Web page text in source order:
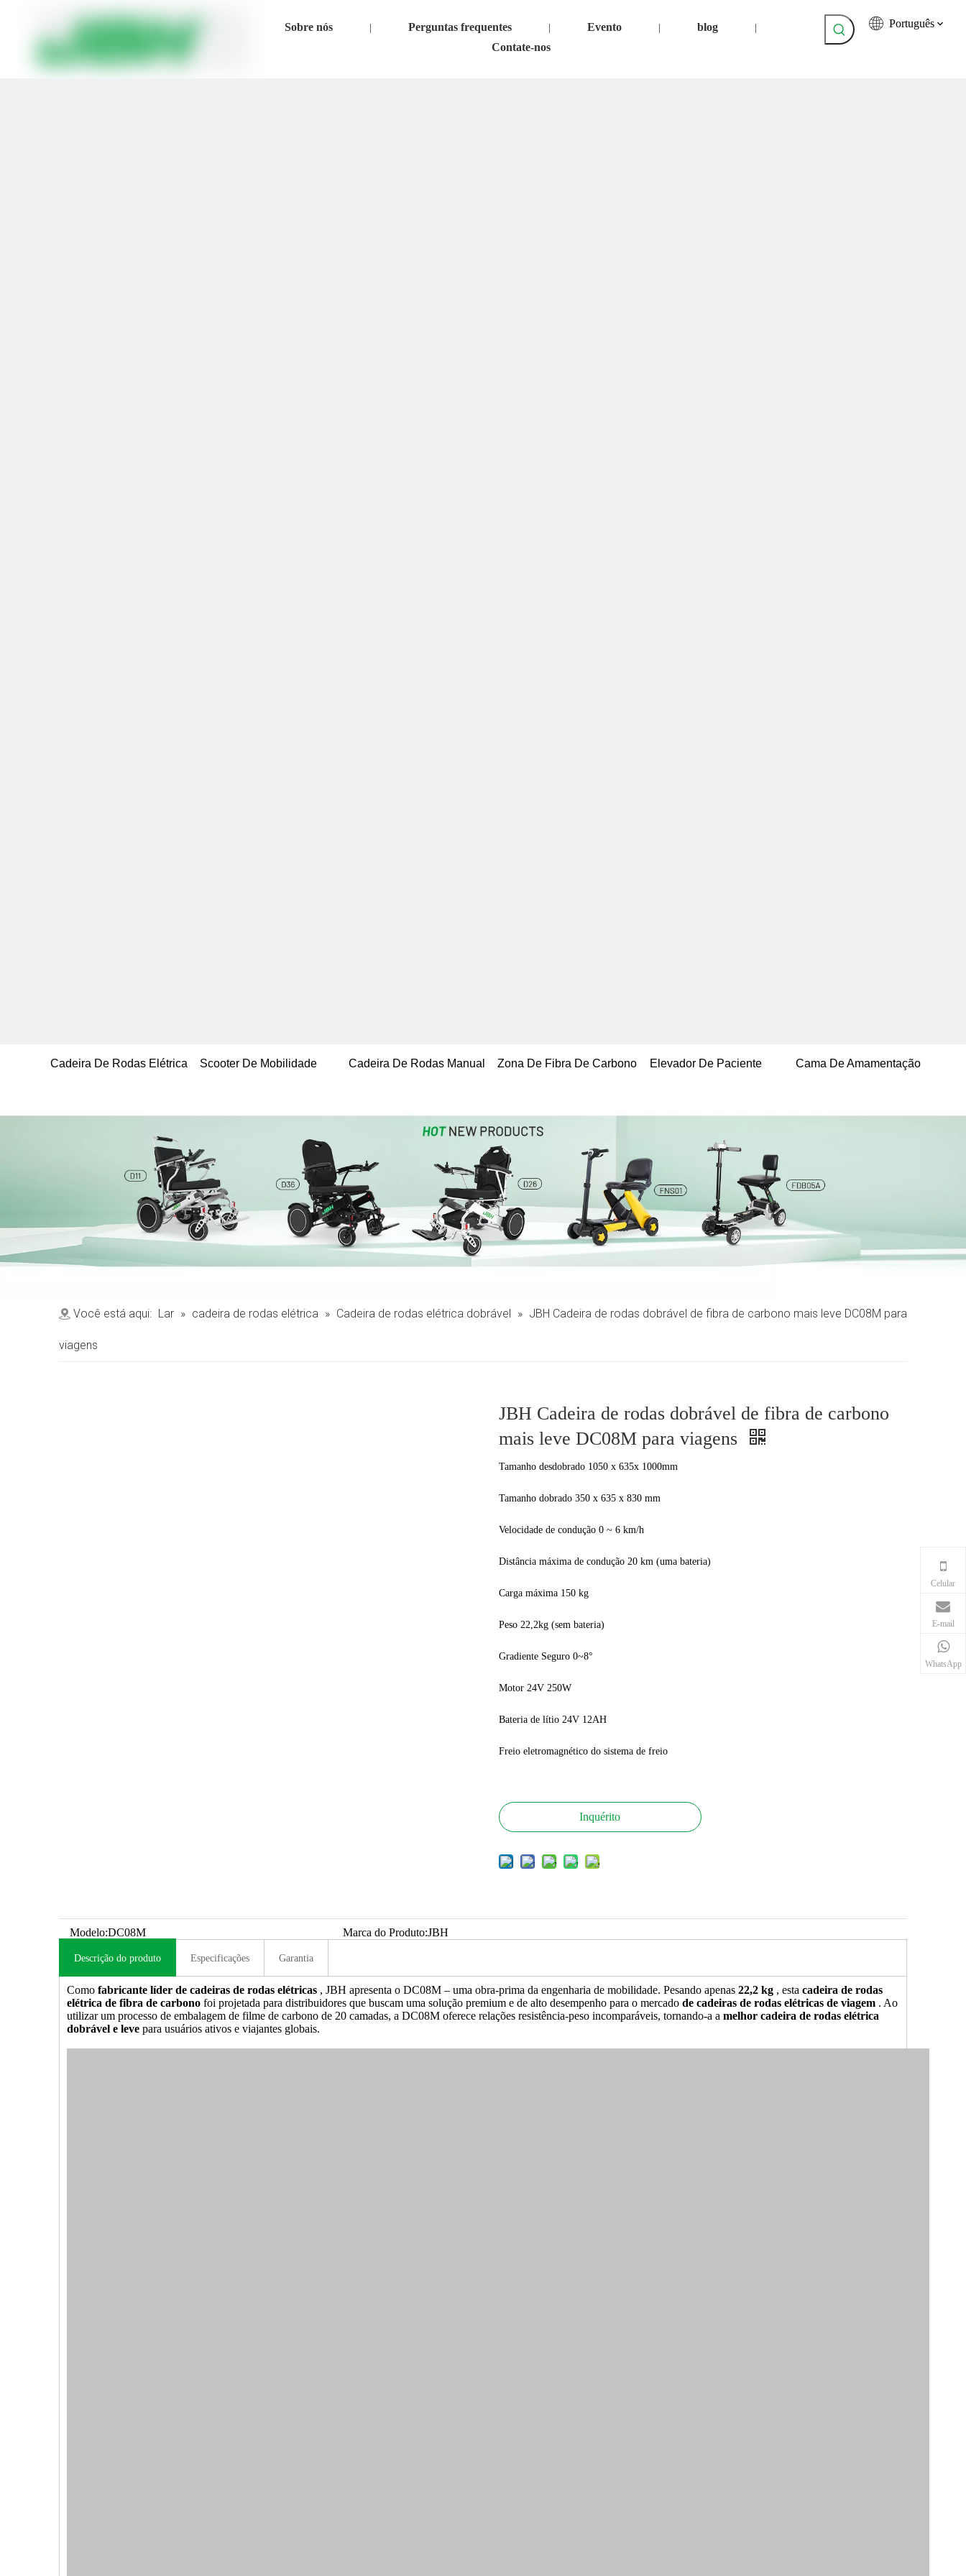
Sobre nós | Perguntas frequentes | Evento | blog |
Contate-nos
Português
Cadeira De Rodas Elétrica Scooter De Mobilidade Cadeira De Rodas Manual Zona De Fibra De Carbono Elevador De Paciente Cama De Amamentação
Você está aqui: Lar » cadeira de rodas elétrica » Cadeira de rodas elétrica dobrável » JBH Cadeira de rodas dobrável de fibra de carbono mais leve DC08M para
viagens
JBH Cadeira de rodas dobrável de fibra de carbono
mais leve DC08M para viagens
Tamanho desdobrado 1050 x 635x 1000mm
Tamanho dobrado 350 x 635 x 830 mm
Velocidade de condução 0 ~ 6 km/h
Distância máxima de condução 20 km (uma bateria)
Carga máxima 150 kg
Peso 22,2kg (sem bateria)
Gradiente Seguro 0~8°
Motor 24V 250W
Bateria de lítio 24V 12AH
Freio eletromagnético do sistema de freio
Inquérito
Modelo:DC08M Marca do Produto:JBH
Descrição do produto Especificações Garantia
Como fabricante líder de cadeiras de rodas elétricas , JBH apresenta o DC08M – uma obra-prima da engenharia de mobilidade. Pesando apenas 22,2 kg , esta cadeira de rodas
elétrica de fibra de carbono foi projetada para distribuidores que buscam uma solução premium e de alto desempenho para o mercado de cadeiras de rodas elétricas de viagem . Ao
utilizar um processo de embalagem de filme de carbono de 20 camadas, a DC08M oferece relações resistência-peso incomparáveis, tornando-a a melhor cadeira de rodas elétrica
dobrável e leve para usuários ativos e viajantes globais.
Celular
E-mail
WhatsApp